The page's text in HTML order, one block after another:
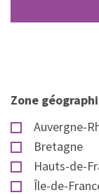
Zone
Auvergne-
Bretagne
Hauts-de-
Île-de-